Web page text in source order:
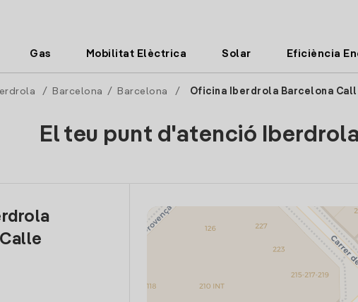
Gas Mobilitat Elèctrica Solar Eficiència
/ Barcelona / Barcelona / Oficina Iberdrola Barcelona
El teu punt d'atenció